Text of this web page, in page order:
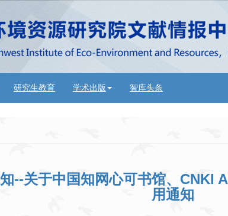
研究生教育 学术出版 智库头条
--关于中国知网心可书馆、CNKI
用通知